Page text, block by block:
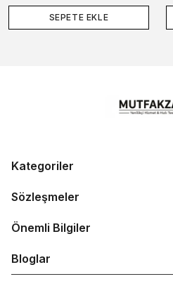
SEPETE EKLE
Kategoriler
Sözleşmeler
Önemli Bilgiler
Bloglar